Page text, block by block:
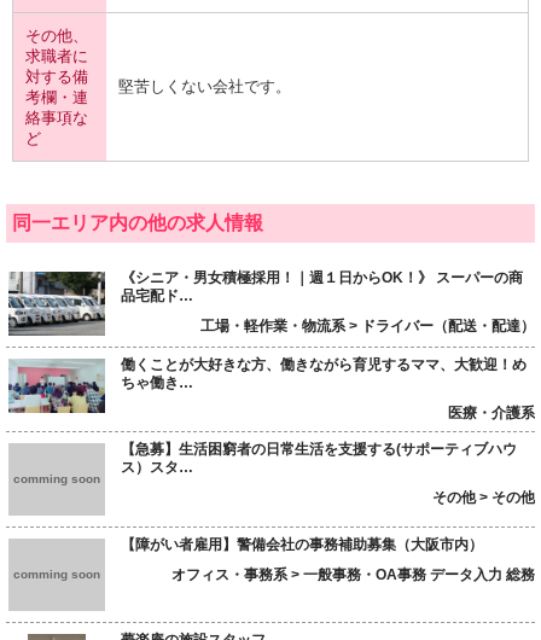
その他、
求職者に
対する備
考欄・連
絡事項な
ど
堅苦しくない会社です。
同一エリア内の他の求人情報
《シニア・男女積極採用！｜週１日からOK！》 スーパーの商
品宅配ド…
工場・軽作業・物流系 > ドライバー（配送・配達）
働くことが大好きな方、働きながら育児するママ、大歓迎！め
ちゃ働き…
医療・介護系
comming soon
【急募】生活困窮者の日常生活を支援する(サポーティブハウ
ス）スタ…
その他 > その他
comming soon
【障がい者雇用】警備会社の事務補助募集（大阪市内）
オフィス・事務系 > 一般事務・OA事務 データ入力 総務